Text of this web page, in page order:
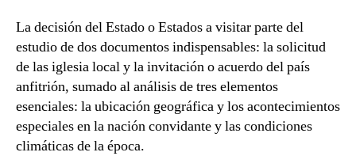
La decisión del Estado o Estados a visitar parte del
estudio de dos documentos indispensables: la solicitud
de las iglesia local y la invitación o acuerdo del país
anfitrión, sumado al análisis de tres elementos
esenciales: la ubicación geográfica y los acontecimientos
especiales en la nación convidante y las condiciones
climáticas de la época.